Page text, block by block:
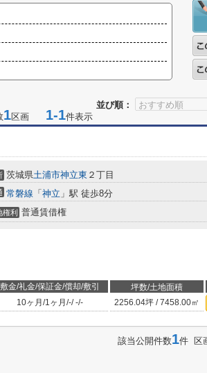
並び順：
1区画 1-1件表示
茨城県土浦市神立東 ２丁目
常磐線 「 神立 」駅 徒歩8分
権利 普通賃借権
敷金/礼金/保証金/償却/敷引 坪数/土地面積
10ヶ月 /1ヶ月 /-/-/- 2256.04坪 / 7458.00㎡
該当公開件数1件 区